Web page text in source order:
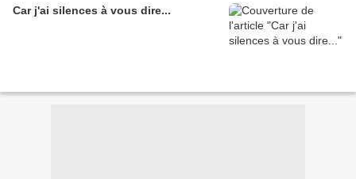
Car j'ai silences à vous dire...